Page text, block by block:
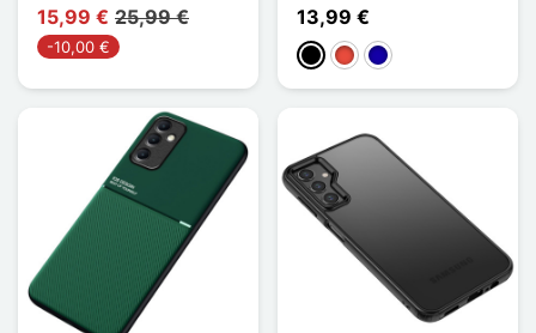
15,99 € 25,99 €
-10,00 €
13,99 €
NegroRojoAzul oscuro